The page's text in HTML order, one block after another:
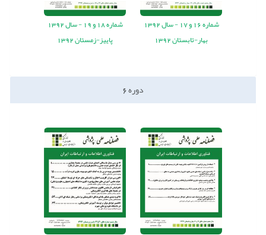
شماره16 و17
-سال1392
بهار-تابستان 1392
شماره18 و19
-سال1392
پاییز-زمستان 1392
دوره6